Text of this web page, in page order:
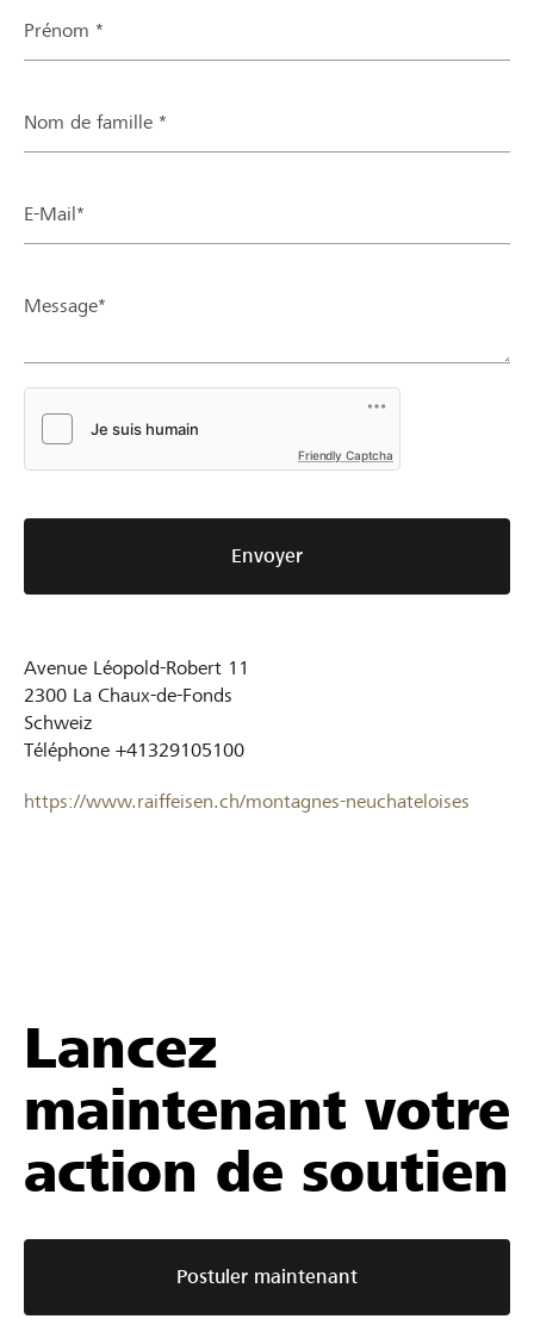
Prénom *
Nom de famille *
E-Mail*
Message*
Friendly Captcha
Envoyer
Avenue Léopold-Robert 11
2300 La Chaux-de-Fonds
Schweiz
Téléphone +41329105100
https://www.raiffeisen.ch/montagnes-neuchateloises
Lancez
maintenant votre
action de soutien
Postuler maintenant